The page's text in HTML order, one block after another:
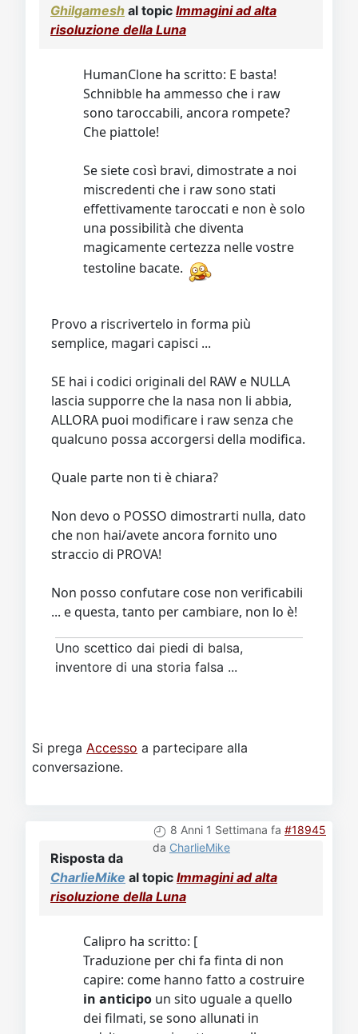
Ghilgamesh al topic Immagini ad alta
risoluzione della Luna
HumanClone ha scritto: E basta!
Schnibble ha ammesso che i raw
sono taroccabili, ancora rompete?
Che piattole!
Se siete così bravi, dimostrate a noi
miscredenti che i raw sono stati
effettivamente taroccati e non è solo
una possibilità che diventa
magicamente certezza nelle vostre
testoline bacate.
Provo a riscrivertelo in forma più
semplice, magari capisci ...
SE hai i codici originali del RAW e NULLA
lascia supporre che la nasa non li abbia,
ALLORA puoi modificare i raw senza che
qualcuno possa accorgersi della modifica.
Quale parte non ti è chiara?
Non devo o POSSO dimostrarti nulla, dato
che non hai/avete ancora fornito uno
straccio di PROVA!
Non posso confutare cose non verificabili
... e questa, tanto per cambiare, non lo è!
Uno scettico dai piedi di balsa,
inventore di una storia falsa ...
Si prega Accesso a partecipare alla
conversazione.
8 Anni 1 Settimana fa #18945
da CharlieMike
Risposta da
CharlieMike al topic Immagini ad alta
risoluzione della Luna
Calipro ha scritto: [
Traduzione per chi fa finta di non
capire: come hanno fatto a costruire
in anticipo un sito uguale a quello
dei filmati, se sono allunati in